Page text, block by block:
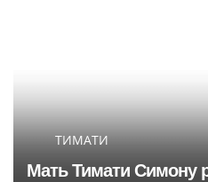
ТИМАТИ
Мать Тимати Симону